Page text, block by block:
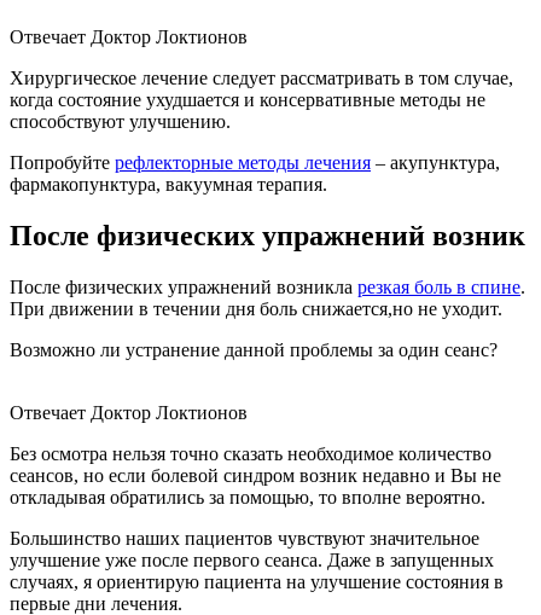
Отвечает Доктор Локтионов
Хирургическое лечение следует рассматривать в том случае,
когда состояние ухудшается и консервативные методы не
способствуют улучшению.
Попробуйте рефлекторные методы лечения – акупунктура,
фармакопунктура, вакуумная терапия.
После физических упражнений возник
После физических упражнений возникла резкая боль в спине.
При движении в течении дня боль снижается,но не уходит.
Возможно ли устранение данной проблемы за один сеанс?
Отвечает Доктор Локтионов
Без осмотра нельзя точно сказать необходимое количество
сеансов, но если болевой синдром возник недавно и Вы не
откладывая обратились за помощью, то вполне вероятно.
Большинство наших пациентов чувствуют значительное
улучшение уже после первого сеанса. Даже в запущенных
случаях, я ориентирую пациента на улучшение состояния в
первые дни лечения.